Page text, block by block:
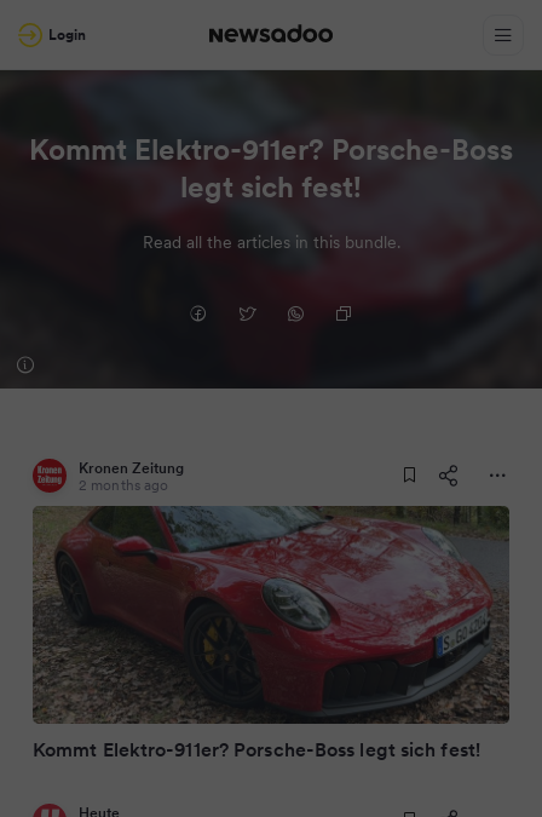
Login
Kommt Elektro-911er? Porsche-Boss
legt sich fest!
Read all the articles in this bundle.
Kronen Zeitung
2 months ago
Kommt Elektro-911er? Porsche-Boss legt sich fest!
Heute